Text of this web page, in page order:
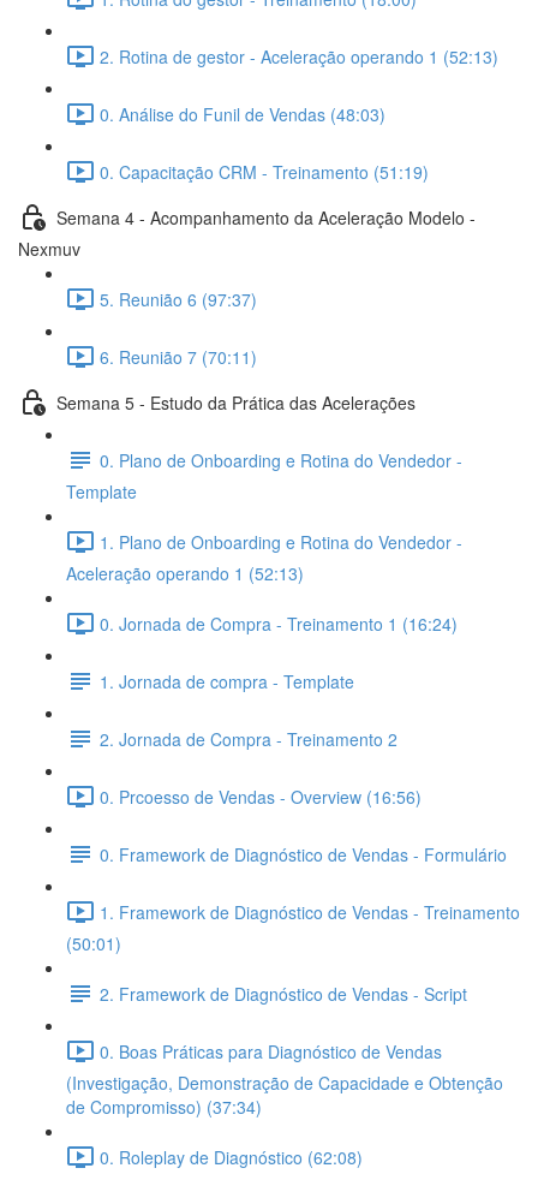
2. Rotina de gestor - Aceleração operando 1 (52:13)
0. Análise do Funil de Vendas (48:03)
0. Capacitação CRM - Treinamento (51:19)
Semana 4 - Acompanhamento da Aceleração Modelo -
Nexmuv
5. Reunião 6 (97:37)
6. Reunião 7 (70:11)
Semana 5 - Estudo da Prática das Acelerações
0. Plano de Onboarding e Rotina do Vendedor -
Template
1. Plano de Onboarding e Rotina do Vendedor -
Aceleração operando 1 (52:13)
0. Jornada de Compra - Treinamento 1 (16:24)
1. Jornada de compra - Template
2. Jornada de Compra - Treinamento 2
0. Prcoesso de Vendas - Overview (16:56)
0. Framework de Diagnóstico de Vendas - Formulário
1. Framework de Diagnóstico de Vendas - Treinamento
(50:01)
2. Framework de Diagnóstico de Vendas - Script
0. Boas Práticas para Diagnóstico de Vendas
(Investigação, Demonstração de Capacidade e Obtenção
de Compromisso) (37:34)
0. Roleplay de Diagnóstico (62:08)